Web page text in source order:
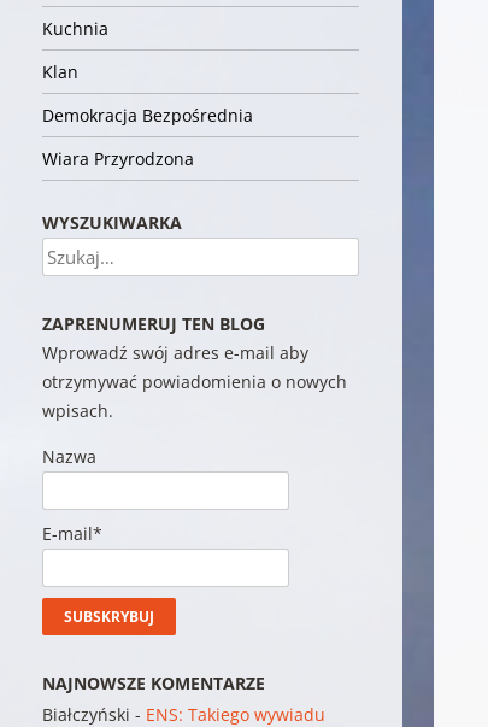
Kuchnia
Klan
Demokracja Bezpośrednia
Wiara Przyrodzona
WYSZUKIWARKA
Szukaj
ZAPRENUMERUJ TEN BLOG
Wprowadź swój adres e-mail aby
otrzymywać powiadomienia o nowych
wpisach.
Nazwa
E-mail*
NAJNOWSZE KOMENTARZE
Białczyński - ENS: Takiego wywiadu